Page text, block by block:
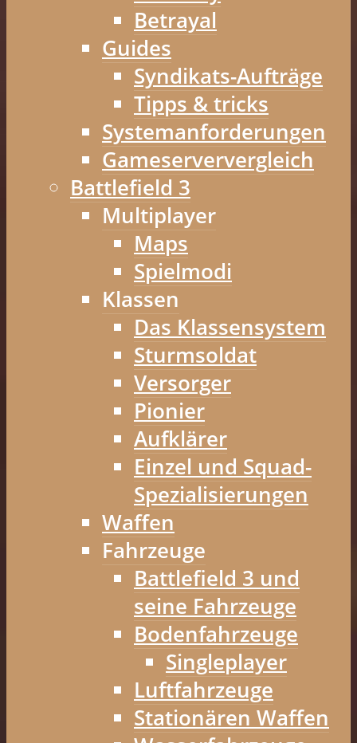
Betrayal
Guides
Syndikats-Aufträge
Tipps & tricks
Systemanforderungen
Gameserververgleich
Battlefield 3
Multiplayer
Maps
Spielmodi
Klassen
Das Klassensystem
Sturmsoldat
Versorger
Pionier
Aufklärer
Einzel und Squad-
Spezialisierungen
Waffen
Fahrzeuge
Battlefield 3 und
seine Fahrzeuge
Bodenfahrzeuge
Singleplayer
Luftfahrzeuge
Stationären Waffen